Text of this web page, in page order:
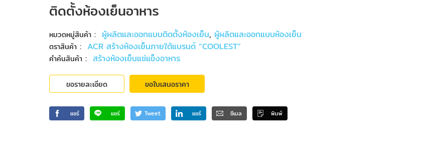
ติดตั้งห้องเย็นอาหาร
หมวดหมู่สินค้า: ผู้ผลิตและออกแบบติดตั้งห้องเย็น, ผู้ผลิตและออกแบบห้องเย็น
ตราสินค้า: ACR สร้างห้องเย็นภายใต้แบรนด์ “COOLEST”
คำค้นสินค้า: สร้างห้องเย็นแช่แข็งอาหาร
ขอรายละเอียด ขอใบเสนอราคา
แชร์ แชร์ Tweet แชร์ อีเมล พิมพ์